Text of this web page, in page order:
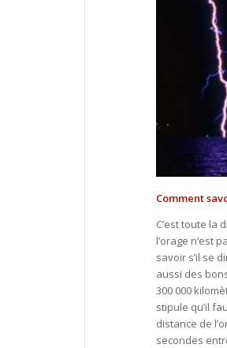
Comment
C’est toute la
l’orage n’est
savoir s’il se
aussi des
300 000
stipule qu’il
distance de
secondes